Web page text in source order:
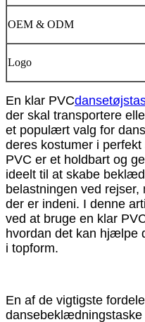
OEM & ODM
Logo
En klar PVC
der skal transportere
et populært valg for
deres kostumer i
PVC er et holdbart og
ideelt til at skabe
belastningen ved
der er indeni. I denne
ved at bruge en klar
hvordan det kan hjælpe
i topform.
En af de vigtigste